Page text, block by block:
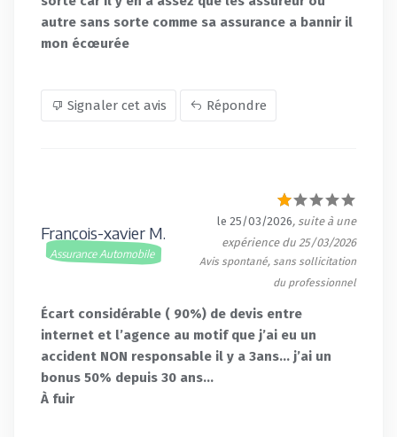
autre sans sorte comme sa assurance a bannir il
mon écœurée
Signaler cet avis Répondre
François-xavier M.
Assurance Automobile
le 25/03/2026, suite à une
expérience du 25/03/2026
Avis spontané, sans sollicitation
du professionnel
Écart considérable ( 90%) de devis entre
internet et l’agence au motif que j’ai eu un
accident NON responsable il y a 3ans… j’ai un
bonus 50% depuis 30 ans…
À fuir